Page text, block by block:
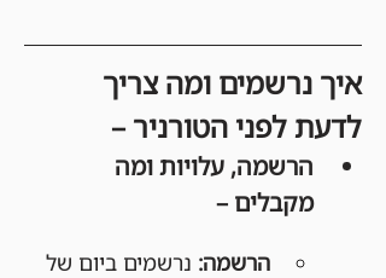
איך נרשמים ומה צריך
לדעת לפני הטורניר –
הרשמה, עלויות ומה
מקבלים –
הרשמה: נרשמים ביום של